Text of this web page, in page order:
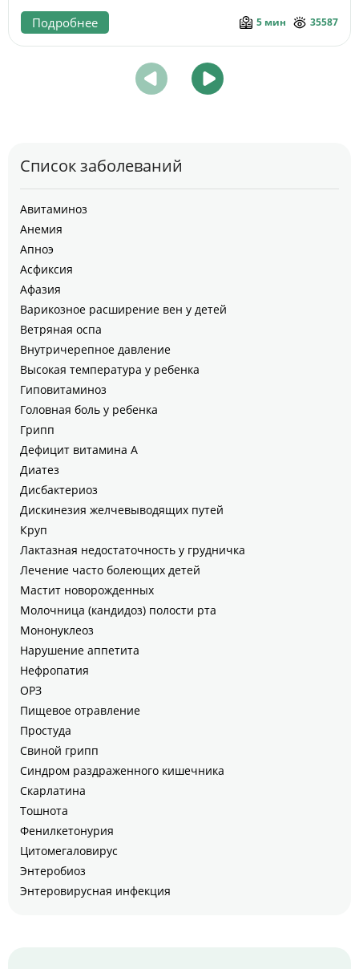
Подробнее 5 мин 35587
Список заболеваний
Авитаминоз
Анемия
Апноэ
Асфиксия
Афазия
Варикозное расширение вен у детей
Ветряная оспа
Внутричерепное давление
Высокая температура у ребенка
Гиповитаминоз
Головная боль у ребенка
Грипп
Дефицит витамина А
Диатез
Дисбактериоз
Дискинезия желчевыводящих путей
Круп
Лактазная недостаточность у грудничка
Лечение часто болеющих детей
Мастит новорожденных
Молочница (кандидоз) полости рта
Мононуклеоз
Нарушение аппетита
Нефропатия
ОРЗ
Пищевое отравление
Простуда
Свиной грипп
Синдром раздраженного кишечника
Скарлатина
Тошнота
Фенилкетонурия
Цитомегаловирус
Энтеробиоз
Энтеровирусная инфекция